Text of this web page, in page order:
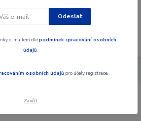
Menu
- Music - CD
Music - CD
Odeslat
e-mailem dlepodmínek zpracování osobních
údajů.
osobních údajů pro účely registrace.
Zavřít